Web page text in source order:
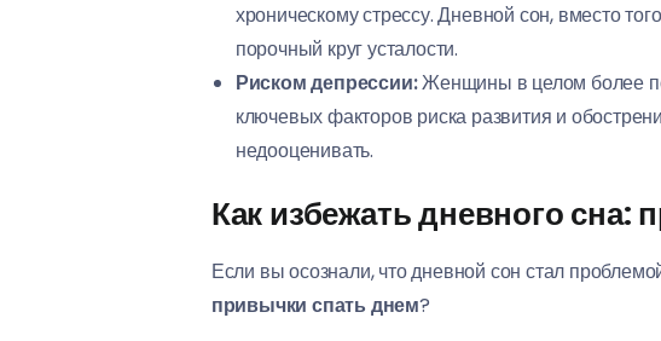
хроническому стрессу. Дневной сон, вместо
порочный круг усталости.
Риском депрессии:Женщины в целом более
ключевых факторов риска развития и
недооценивать.
Как избежать дневного сна:
Если вы осознали, что дневной сон стал
привычки спать днем?